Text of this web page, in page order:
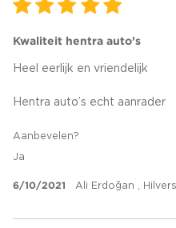
Kwaliteit hentra auto’s
Heel eerlijk en vriendelijk
Hentra auto’s echt aanrader
Aanbevelen?
Ja
6/10/2021 Ali Erdoğan ,